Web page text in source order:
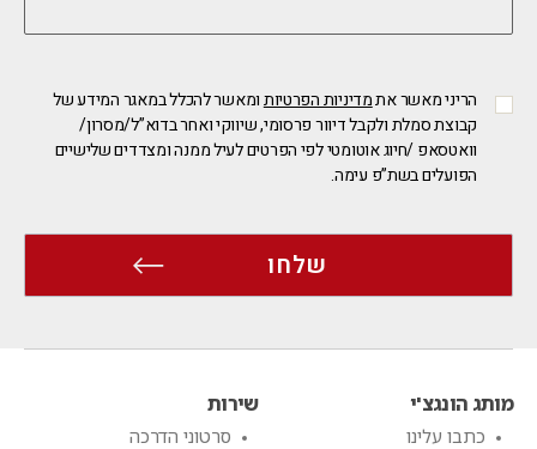
הריני מאשר אתמדיניות הפרטיותומאשר להכלל במאגר המידע של
קבוצת סמלת ולקבל דיוור פרסומי, שיווקי ואחר בדוא”ל/מסרון/
וואטסאפ /חיוג אוטומטי לפי הפרטים לעיל ממנה ומצדדים שלישיים
הפועלים בשת”פ עימה.
מותג הונגצ'י
כתבו עלינו
שירות
סרטוני הדרכה